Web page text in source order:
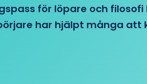
för löpare och filosofi
har hjälpt många att